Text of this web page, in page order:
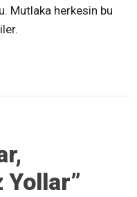
Mutlaka herkesin bu